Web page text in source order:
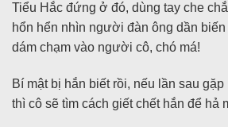
Tiểu Hắc đứng ở đó, dùng tay che
hổn hển nhìn người đàn ông dần biến
dám chạm vào người cô, chó má!
Bí mật bị hắn biết rồi, nếu lần sau
thì cô sẽ tìm cách giết chết hắn để hả